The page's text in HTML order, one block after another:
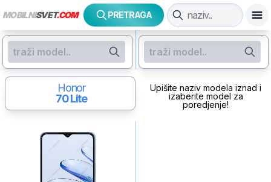
MOBILNISVET.COM PRETRAGA
Honor
70 Lite
Upišite naziv modela iznad i
izaberite model za
poredjenje!